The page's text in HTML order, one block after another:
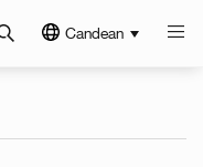
Candean